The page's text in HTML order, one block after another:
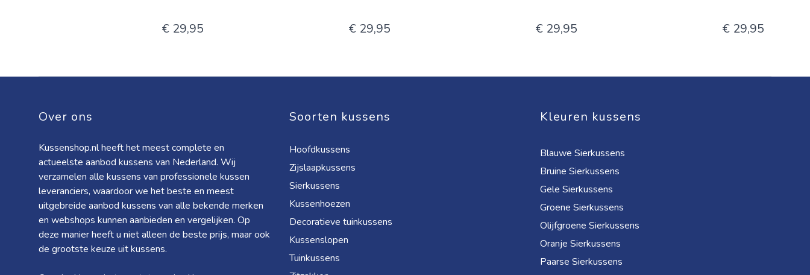
€ 29,95 € 29,95 € 29,95 € 29,95
Over ons
Kussenshop.nl heeft het meest complete en
actueelste aanbod kussens van Nederland. Wij
verzamelen alle kussens van professionele kussen
leveranciers, waardoor we het beste en meest
uitgebreide aanbod kussens van alle bekende merken
en webshops kunnen aanbieden en vergelijken. Op
deze manier heeft u niet alleen de beste prijs, maar ook
de grootste keuze uit kussens.
Soorten kussens
Hoofdkussens
Zijslaapkussens
Sierkussens
Kussenhoezen
Decoratieve tuinkussens
Kussenslopen
Tuinkussens
Kleuren kussens
Blauwe Sierkussens
Bruine Sierkussens
Gele Sierkussens
Groene Sierkussens
Olijfgroene Sierkussens
Oranje Sierkussens
Paarse Sierkussens